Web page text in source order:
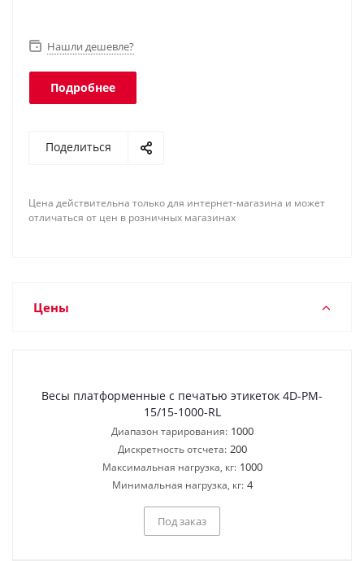
Нашли дешевле?
Подробнее
Поделиться
Цена действительна только для интернет-магазина и может
отличаться от цен в розничных магазинах
Цены
Весы платформенные с печатью этикеток 4D-PM-
15/15-1000-RL
Диапазон тарирования: 1000
Дискретность отсчета: 200
Максимальная нагрузка, кг: 1000
Минимальная нагрузка, кг: 4
Под заказ